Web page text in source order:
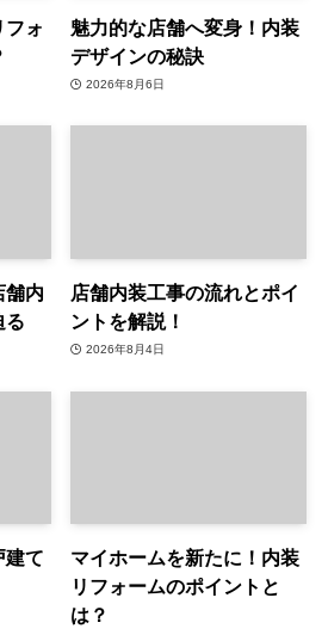
フォ
魅力的な店舗へ変身！内装
デザインの秘訣
2026年8月6日
舗内
る
店舗内装工事の流れとポイ
ントを解説！
2026年8月4日
建て
マイホームを新たに！内装
リフォームのポイントと
は？